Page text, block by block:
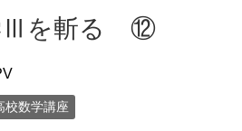
Ⅲを斬る ⑫
校数学講座